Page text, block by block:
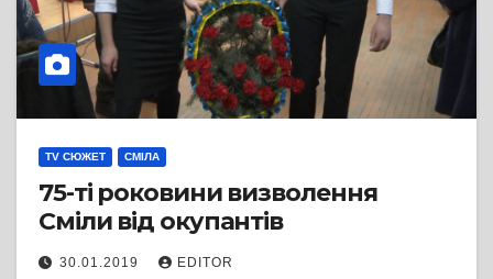
TV СЮЖЕТ СМІЛА
75-ті роковини визволення
Сміли від окупантів
30.01.2019 EDITOR